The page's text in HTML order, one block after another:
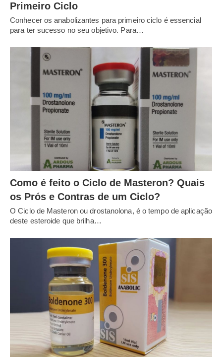
Primeiro Ciclo
Conhecer os anabolizantes para primeiro ciclo é essencial
para ter sucesso no seu objetivo. Para…
Como é feito o Ciclo de Masteron? Quais
os Prós e Contras de um Ciclo?
O Ciclo de Masteron ou drostanolona, é o tempo de aplicação
deste esteroide que brilha…